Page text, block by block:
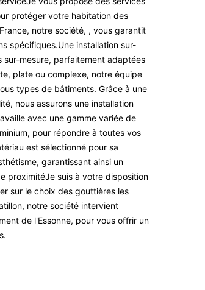
protéger votre habitation des
notre société, , vous garantit
spécifiques.Une installation sur-
mesure, parfaitement adaptées
plate ou complexe, notre équipe
types de bâtiments. Grâce à une
nous assurons une installation
avec une gamme variée de
pour répondre à toutes vos
est sélectionné pour sa
garantissant ainsi un
proximitéJe suis à votre disposition
sur le choix des gouttières les
notre société intervient
de l'Essonne, pour vous offrir un